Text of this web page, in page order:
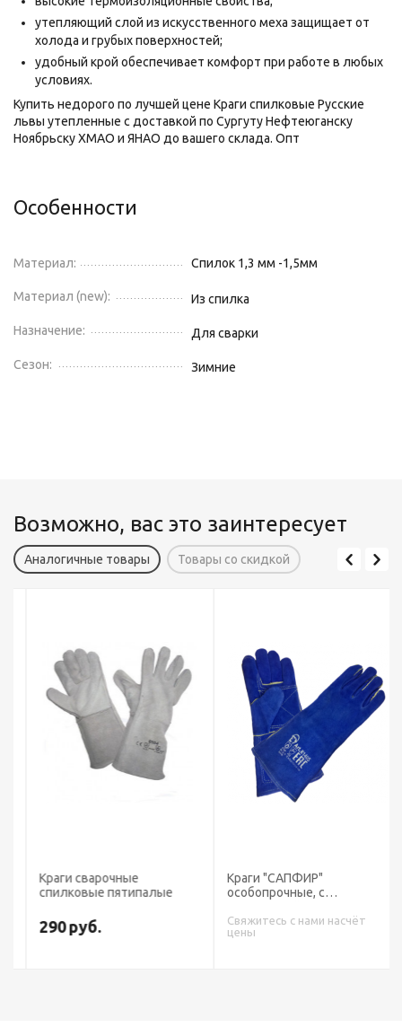
утепляющий слой из искусственного меха защищает от
холода и грубых поверхностей;
удобный крой обеспечивает комфорт при работе в любых
условиях.
Купить недорого по лучшей цене Краги спилковые Русские
львы утепленные с доставкой по Сургуту Нефтеюганску
Ноябрьску ХМАО и ЯНАО до вашего склада. Опт
Особенности
Материал: Спилок 1,3 мм -1,5мм
Материал (new): Из спилка
Назначение: Для сварки
Сезон: Зимние
Возможно, вас это заинтересует
Аналогичные товары Товары со скидкой
Краги сварочные
спилковые пятипалые
290руб.
Краги "САПФИР"
особопрочные, с
Свяжитесь с нами насчёт
цены